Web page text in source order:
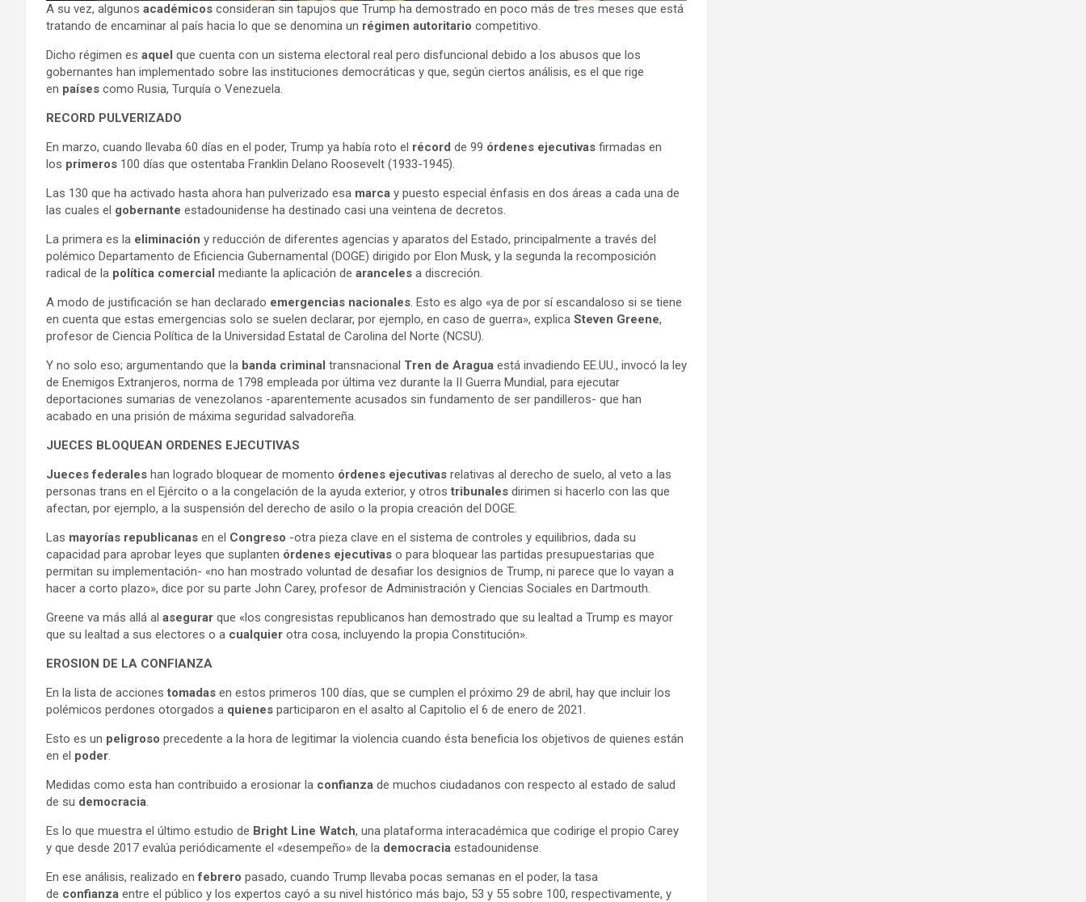
A su vez, algunos académicos consideran sin tapujos que Trump ha demostrado en poco más de tres meses que está
tratando de encaminar al país hacia lo que se denomina un régimen autoritario competitivo.
Dicho régimen es aquel que cuenta con un sistema electoral real pero disfuncional debido a los abusos que los
gobernantes han implementado sobre las instituciones democráticas y que, según ciertos análisis, es el que rige
en países como Rusia, Turquía o Venezuela.
RECORD PULVERIZADO
En marzo, cuando llevaba 60 días en el poder, Trump ya había roto el récord de 99 órdenes ejecutivas firmadas en
los primeros 100 días que ostentaba Franklin Delano Roosevelt (1933-1945).
Las 130 que ha activado hasta ahora han pulverizado esa marca y puesto especial énfasis en dos áreas a cada una de
las cuales el gobernante estadounidense ha destinado casi una veintena de decretos.
La primera es la eliminación y reducción de diferentes agencias y aparatos del Estado, principalmente a través del
polémico Departamento de Eficiencia Gubernamental (DOGE) dirigido por Elon Musk, y la segunda la recomposición
radical de la política comercial mediante la aplicación de aranceles a discreción.
A modo de justificación se han declarado emergencias nacionales. Esto es algo «ya de por sí escandaloso si se tiene
en cuenta que estas emergencias solo se suelen declarar, por ejemplo, en caso de guerra», explica Steven Greene,
profesor de Ciencia Política de la Universidad Estatal de Carolina del Norte (NCSU).
Y no solo eso; argumentando que la banda criminal transnacional Tren de Aragua está invadiendo EE.UU., invocó la ley
de Enemigos Extranjeros, norma de 1798 empleada por última vez durante la II Guerra Mundial, para ejecutar
deportaciones sumarias de venezolanos -aparentemente acusados sin fundamento de ser pandilleros- que han
acabado en una prisión de máxima seguridad salvadoreña.
JUECES BLOQUEAN ORDENES EJECUTIVAS
Jueces federales han logrado bloquear de momento órdenes ejecutivas relativas al derecho de suelo, al veto a las
personas trans en el Ejército o a la congelación de la ayuda exterior, y otrostribunales dirimen si hacerlo con las que
afectan, por ejemplo, a la suspensión del derecho de asilo o la propia creación del DOGE.
Las mayorías republicanas en el Congreso -otra pieza clave en el sistema de controles y equilibrios, dada su
capacidad para aprobar leyes que suplanten órdenes ejecutivas o para bloquear las partidas presupuestarias que
permitan su implementación- «no han mostrado voluntad de desafiar los designios de Trump, ni parece que lo vayan a
hacer a corto plazo», dice por su parte John Carey, profesor de Administración y Ciencias Sociales en Dartmouth.
Greene va más allá al asegurar que «los congresistas republicanos han demostrado que su lealtad a Trump es mayor
que su lealtad a sus electores o a cualquier otra cosa, incluyendo la propia Constitución».
EROSION DE LA CONFIANZA
En la lista de accionestomadas en estos primeros 100 días, que se cumplen el próximo 29 de abril, hay que incluir los
polémicos perdones otorgados a quienes participaron en el asalto al Capitolio el 6 de enero de 2021.
Esto es un peligroso precedente a la hora de legitimar la violencia cuando ésta beneficia los objetivos de quienes están
en el poder.
Medidas como esta han contribuido a erosionar la confianza de muchos ciudadanos con respecto al estado de salud
de su democracia.
Es lo que muestra el último estudio de Bright Line Watch, una plataforma interacadémica que codirige el propio Carey
y que desde 2017 evalúa periódicamente el «desempeño» de la democracia estadounidense.
En ese análisis, realizado enfebrero pasado, cuando Trump llevaba pocas semanas en el poder, la tasa
de confianza entre el público y los expertos cayó a su nivel histórico más bajo, 53 y 55 sobre 100, respectivamente, y